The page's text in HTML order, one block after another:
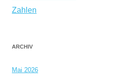
Zahlen
ARCHIV
Mai 2026